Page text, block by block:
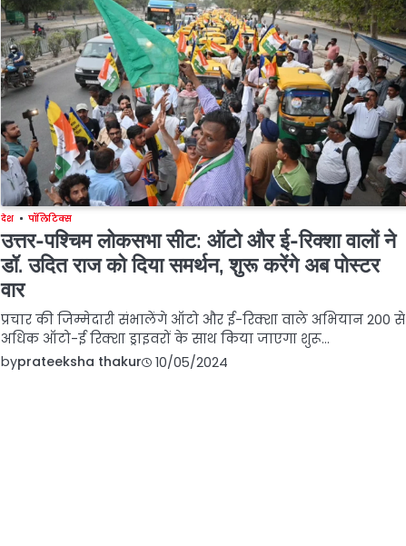
देश पॉलिटिक्स
उत्तर-पश्चिम लोकसभा सीट: ऑटो और ई-रिक्शा वालों ने
डॉ. उदित राज को दिया समर्थन, शुरू करेंगे अब पोस्टर
वार
प्रचार की जिम्मेदारी संभालेंगे ऑटो और ई-रिक्शा वाले अभियान 200 से
अधिक ऑटो-ई रिक्शा ड्राइवरों के साथ किया जाएगा शुरू…
byprateeksha thakur 10/05/2024